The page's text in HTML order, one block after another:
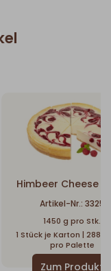
Himbeer Cheese
Artikel-Nr.: 3325
1450 g pro Stk.
1 Stück je Karton | 288
pro Palette